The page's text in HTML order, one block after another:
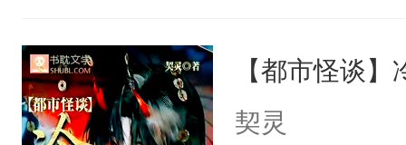
小白莲：“嘤
胡说，我没碰
们竟然欺负
宴：要不你
来……“蛇蛇，
病，一个个
上了还是无动
【都市怪谈
契灵